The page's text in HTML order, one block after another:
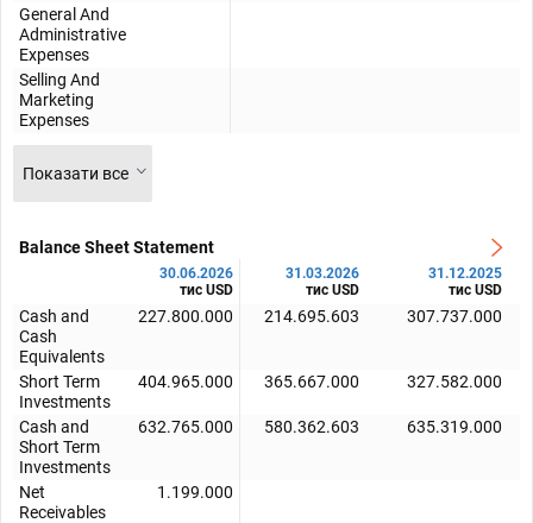
General And
Administrative
Expenses
Selling And
Marketing
Expenses
Показати все
Balance Sheet Statement
30.06.2026
тис USD
31.03.2026
тис USD
31.12.2025
тис USD
Cash and
Cash
Equivalents
227.800.000 214.695.603 307.737.000
Short Term
Investments
404.965.000 365.667.000 327.582.000
Cash and
Short Term
Investments
632.765.000 580.362.603 635.319.000
Net
Receivables
1.199.000